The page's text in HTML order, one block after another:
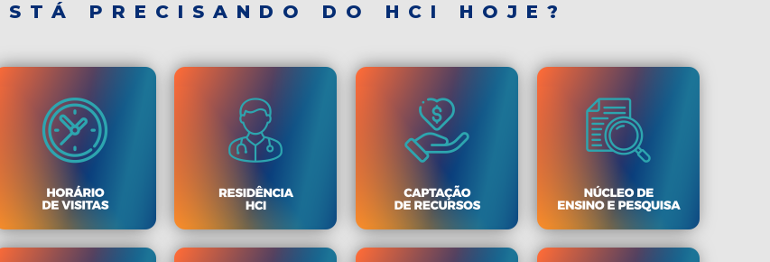
PRECISANDO DO HCI HOJE?